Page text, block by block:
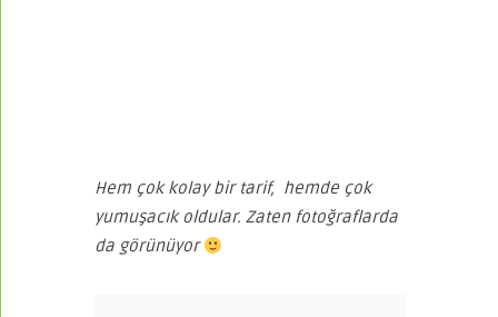
Hem çok kolay bir tarif, hemde çok
yumuşacık oldular. Zaten fotoğraflarda
da görünüyor